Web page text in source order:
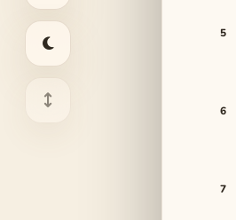
5
6
7